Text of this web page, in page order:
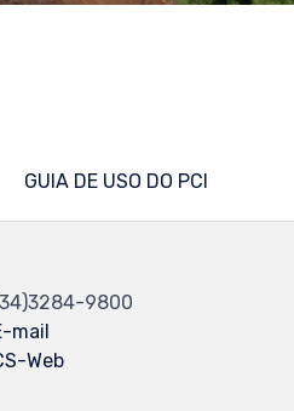
GUIA DE USO DO PCI
9800
mail
Web